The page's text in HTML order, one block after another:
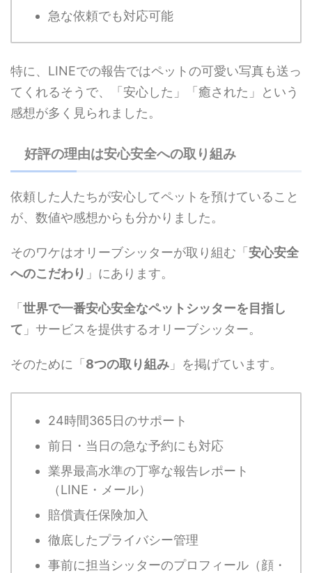
急な依頼でも対応可能
特に、LINEでの報告ではペットの可愛い写真も送っ
てくれるそうで、「安心した」「癒された」という
感想が多く見られました。
好評の理由は安心安全への取り組み
依頼した人たちが安心してペットを預けていること
が、数値や感想からも分かりました。
そのワケはオリーブシッターが取り組む「 安心安全
へのこだわり 」にあります。
「 世界で一番安心安全なペットシッターを目指し
て 」サービスを提供するオリーブシッター。
そのために「 8つの取り組み 」を掲げています。
24時間365日のサポート
前日・当日の急な予約にも対応
業界最高水準の丁寧な報告レポート
（LINE・メール）
賠償責任保険加入
徹底したプライバシー管理
事前に担当シッターのプロフィール（顔・